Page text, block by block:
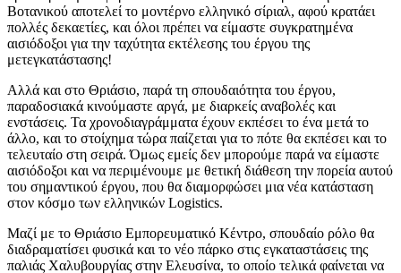
Βοτανικού αποτελεί το μοντέρνο ελληνικό σίριαλ, αφού κρατάει
πολλές δεκαετίες, και όλοι πρέπει να είμαστε συγκρατημένα
αισιόδοξοι για την ταχύτητα εκτέλεσης του έργου της
μετεγκατάστασης!
Αλλά και στο Θριάσιο, παρά τη σπουδαιότητα του έργου,
παραδοσιακά κινούμαστε αργά, με διαρκείς αναβολές και
ενστάσεις. Τα χρονοδιαγράμματα έχουν εκπέσει το ένα μετά το
άλλο, και το στοίχημα τώρα παίζεται για το πότε θα εκπέσει και το
τελευταίο στη σειρά. Όμως εμείς δεν μπορούμε παρά να είμαστε
αισιόδοξοι και να περιμένουμε με θετική διάθεση την πορεία αυτού
του σημαντικού έργου, που θα διαμορφώσει μια νέα κατάσταση
στον κόσμο των ελληνικών Logistics.
Μαζί με το Θριάσιο Εμπορευματικό Κέντρο, σπουδαίο ρόλο θα
διαδραματίσει φυσικά και το νέο πάρκο στις εγκαταστάσεις της
παλιάς Χαλυβουργίας στην Ελευσίνα, το οποίο τελικά φαίνεται να